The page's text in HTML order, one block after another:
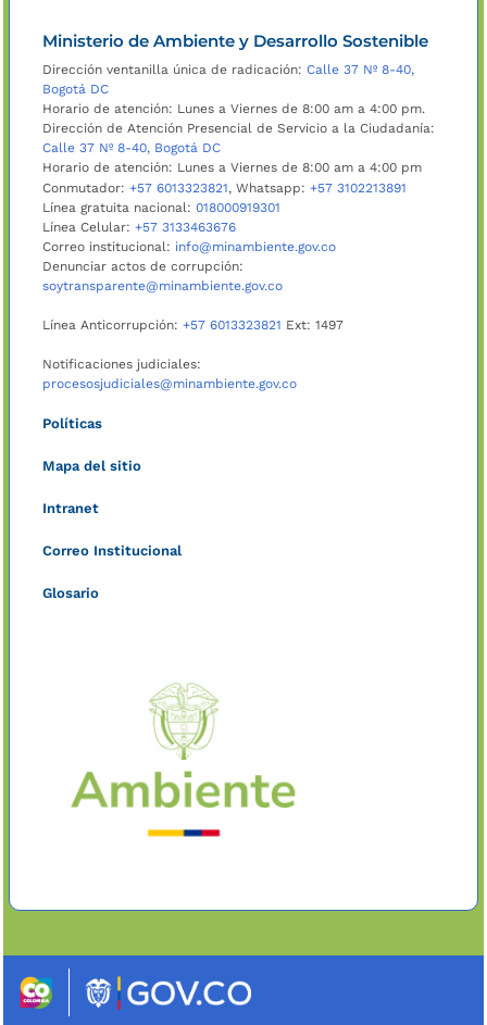
Ministerio de Ambiente y Desarrollo Sostenible
Dirección ventanilla única de radicación: Calle 37 Nº 8-40,
Bogotá DC
Horario de atención: Lunes a Viernes de 8:00 am a 4:00 pm.
Dirección de Atención Presencial de Servicio a la Ciudadanía:
Calle 37 Nº 8-40, Bogotá DC
Horario de atención: Lunes a Viernes de 8:00 am a 4:00 pm
Conmutador: +57 6013323821, Whatsapp: +57 3102213891
Línea gratuita nacional: 018000919301
Línea Celular: +57 3133463676
Correo institucional: info@minambiente.gov.co
Denunciar actos de corrupción:
soytransparente@minambiente.gov.co
Línea Anticorrupción: +57 6013323821 Ext: 1497
Notificaciones judiciales:
procesosjudiciales@minambiente.gov.co
Políticas
Mapa del sitio
Intranet
Correo Institucional
Glosario